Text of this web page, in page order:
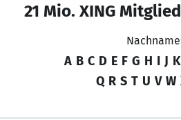
21 Mio. XING
A B C D E F G H I J K
Q R S T U V W